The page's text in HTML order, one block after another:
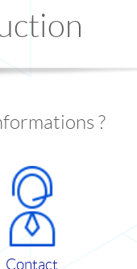
?
Contact